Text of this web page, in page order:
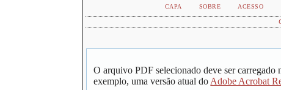
CAPA SOBRE ACESSO
O arquivo PDF selecionado deve ser
exemplo, uma versão atual do Adobe Acrobat